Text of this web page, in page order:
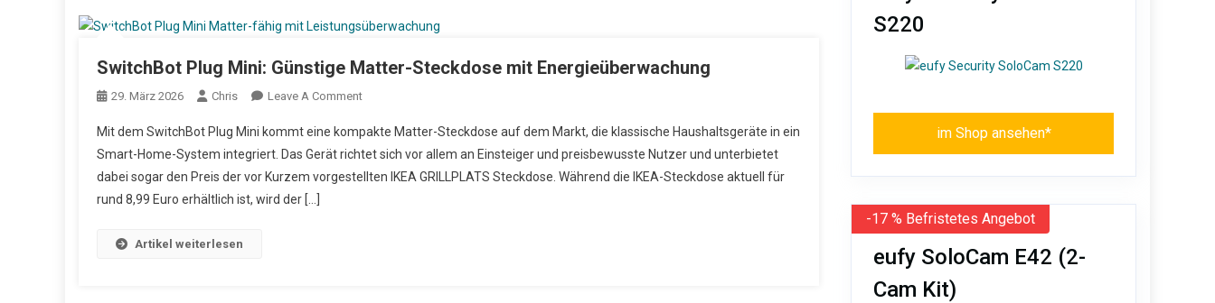
SwitchBot Plug Mini: Günstige Matter-Steckdose mit Energieüberwachung
29. März 2026 Chris Leave A Comment
Mit dem SwitchBot Plug Mini kommt eine kompakte Matter-Steckdose auf dem Markt, die klassische Haushaltsgeräte in ein
Smart-Home-System integriert. Das Gerät richtet sich vor allem an Einsteiger und preisbewusste Nutzer und unterbietet
dabei sogar den Preis der vor Kurzem vorgestellten IKEA GRILLPLATS Steckdose. Während die IKEA-Steckdose aktuell für
rund 8,99 Euro erhältlich ist, wird der […]
Artikel weiterlesen
S220
im Shop ansehen*
-17 % Befristetes Angebot
eufy SoloCam E42 (2-
Cam Kit)